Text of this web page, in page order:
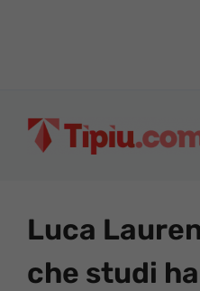
Luca
che studi